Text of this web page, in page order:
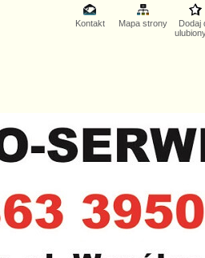
Kontakt Mapa strony
Dodaj